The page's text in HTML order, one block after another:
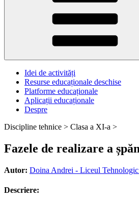
Idei de activități
Resurse educaționale deschise
Platforme educaționale
Aplicații educaționale
Despre
Discipline tehnice > Clasa a XI-a >
Fazele de realizare a
Autor: Doina Andrei - Liceul
Descriere: